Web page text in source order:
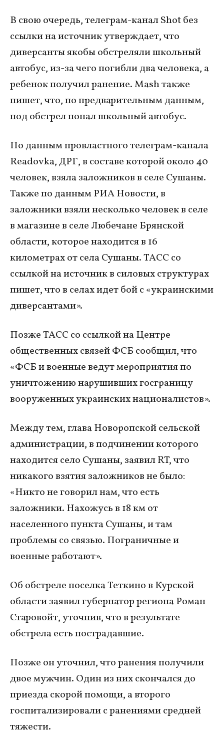
В свою очередь, телеграм-канал Shot без
ссылки на источник утверждает, что
диверсанты якобы обстреляли школьный
автобус, из-за чего погибли два человека, а
ребенок получил ранение. Mash также
пишет, что, по предварительным данным,
под обстрел попал школьный автобус.
По данным провластного телеграм-канала
Readovka, ДРГ, в составе которой около 40
человек, взяла заложников в селе Сушаны.
Также по данным РИА Новости, в
заложники взяли несколько человек в селе
в магазине в селе Любечане Брянской
области, которое находится в 16
километрах от села Сушаны. ТАСС со
ссылкой на источник в силовых структурах
пишет, что в селах идет бой с «украинскими
диверсантами».
Позже ТАСС со ссылкой на Центре
общественных связей ФСБ сообщил, что
«ФСБ и военные ведут мероприятия по
уничтожению нарушивших госграницу
вооруженных украинских националистов».
Между тем, глава Новоропской сельской
администрации, в подчинении которого
находится село Сушаны, заявил RT, что
никакого взятия заложников не было:
«Никто не говорил нам, что есть
заложники. Нахожусь в 18 км от
населенного пункта Сушаны, и там
проблемы со связью. Пограничные и
военные работают».
Об обстреле поселка Теткино в Курской
области заявил губернатор региона Роман
Старовойт, уточнив, что в результате
обстрела есть пострадавшие.
Позже он уточнил, что ранения получили
двое мужчин. Один из них скончался до
приезда скорой помощи, а второго
госпитализировали с ранениями средней
тяжести.